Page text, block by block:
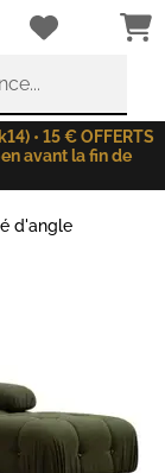
• 15 € OFFERTS
avant la fin de
d'angle